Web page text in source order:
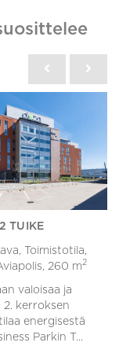
TUIKE
Toimistotila,
260 m2
valoisaa ja
2. kerroksen
energisestä
Parkin T...